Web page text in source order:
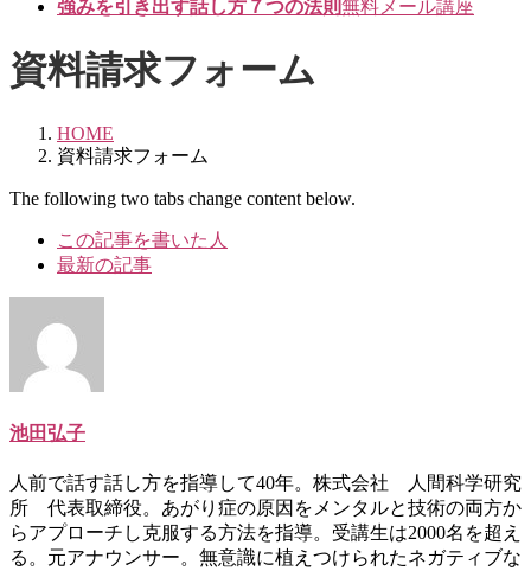
強みを引き出す話し方７つの法則無料メール講座
資料請求フォーム
HOME
資料請求フォーム
The following two tabs change content below.
この記事を書いた人
最新の記事
池田弘子
人前で話す話し方を指導して40年。株式会社 人間科学研究
所 代表取締役。あがり症の原因をメンタルと技術の両方か
らアプローチし克服する方法を指導。受講生は2000名を超え
る。元アナウンサー。無意識に植えつけられたネガティブな